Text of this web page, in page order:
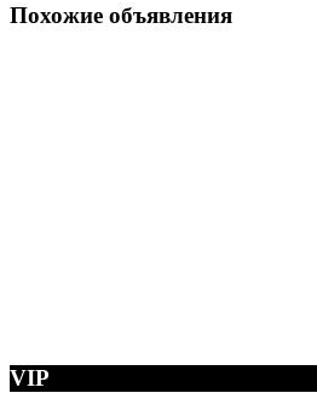
Похожие объявления
VIP